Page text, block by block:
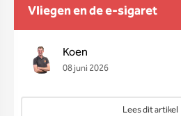
Vliegen en de e-sigaret
Koen
08 juni 2026
Lees dit artikel